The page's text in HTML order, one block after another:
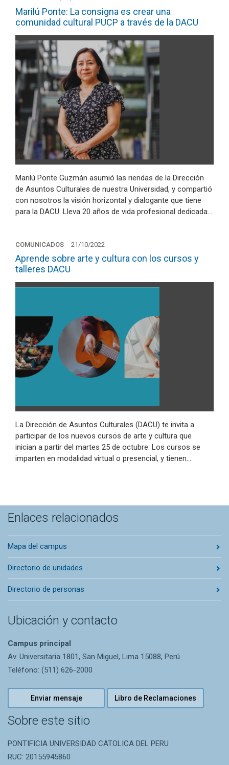
Marilú Ponte: La consigna es crear una
comunidad cultural PUCP a través de la DACU
Marilú Ponte Guzmán asumió las riendas de la Dirección
de Asuntos Culturales de nuestra Universidad, y compartió
con nosotros la visión horizontal y dialogante que tiene
para la DACU. Lleva 20 años de vida profesional dedicada…
COMUNICADOS 21/10/2022
Aprende sobre arte y cultura con los cursos y
talleres DACU
La Dirección de Asuntos Culturales (DACU) te invita a
participar de los nuevos cursos de arte y cultura que
inician a partir del martes 25 de octubre. Los cursos se
imparten en modalidad virtual o presencial, y tienen…
Enlaces relacionados
Mapa del campus
Directorio de unidades
Directorio de personas
Ubicación y contacto
Campus principal
Av. Universitaria 1801, San Miguel, Lima 15088, Perú
Teléfono: (511) 626-2000
Enviar mensaje Libro de Reclamaciones
Sobre este sitio
PONTIFICIA UNIVERSIDAD CATOLICA DEL PERU
RUC: 20155945860